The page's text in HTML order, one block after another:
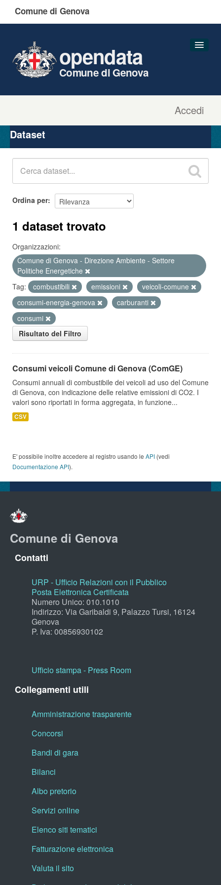
Comune di Genova
Accedi
opendata
Comune di Genova
Organizzazioni
Gruppi
Dataset
Ordina per
1 dataset trovato
Organizzazioni:
Comune di Genova - Direzione Ambiente - Settore
Politiche Energetiche
Tag:
combustibili emissioni
veicoli-comune
consumi-energia-genova
carburanti
consumi
Risultato del Filtro
Consumi veicoli Comune di Genova (ComGE)
Consumi annuali di combustibile dei veicoli ad uso del Comune
di Genova, con indicazione delle relative emissioni di CO2. I
valori sono riportati in forma aggregata, in funzione...
CSV
E' possibile inoltre accedere al registro usando le API (vedi
Documentazione API).
Comune di Genova
Contatti
URP - Ufficio Relazioni con il Pubblico
Posta Elettronica Certificata
Numero Unico: 010.1010
Indirizzo: Via Garibaldi 9, Palazzo Tursi, 16124
Genova
P. Iva: 00856930102
Ufficio stampa - Press Room
Collegamenti utili
Amministrazione trasparente
Concorsi
Bandi di gara
Bilanci
Albo pretorio
Servizi online
Elenco siti tematici
Fatturazione elettronica
Valuta il sito